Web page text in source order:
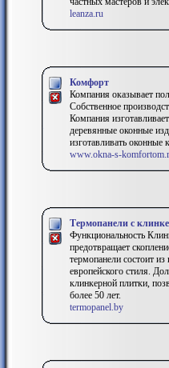
leanza.ru
Комфорт
Компания оказывает
Собственное
Компания
деревянные оконные
изготавливать
www.okna-s-
Термопанели с
Функциональность
предотвращает
термопанели состоит
европейского стиля.
клинкерной плитки,
более 50 лет.
termopanel.by